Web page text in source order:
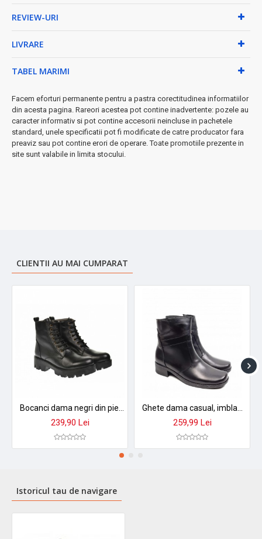
REVIEW-URI
LIVRARE
TABEL MARIMI
Facem eforturi permanente pentru a pastra corectitudinea informatiilor
din acesta pagina. Rareori acestea pot contine inadvertente: pozele au
caracter informativ si pot contine accesorii neincluse in pachetele
standard, unele specificatii pot fi modificate de catre producator fara
preaviz sau pot contine erori de operare. Toate promotiile prezente in
site sunt valabile in limita stocului.
CLIENTII AU MAI CUMPARAT
239,90 Lei 259,99 Lei
Istoricul tau de navigare